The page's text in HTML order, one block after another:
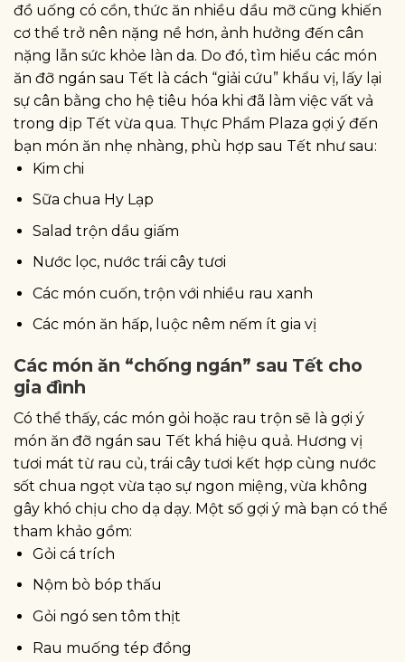
đồ uống có cồn, thức ăn nhiều dầu mỡ cũng khiến
cơ thể trở nên nặng nề hơn, ảnh hưởng đến cân
nặng lẫn sức khỏe làn da. Do đó, tìm hiểu các món
ăn đỡ ngán sau Tết là cách “giải cứu” khẩu vị, lấy lại
sự cân bằng cho hệ tiêu hóa khi đã làm việc vất vả
trong dịp Tết vừa qua. Thực Phẩm Plaza gợi ý đến
bạn món ăn nhẹ nhàng, phù hợp sau Tết như sau:
Kim chi
Sữa chua Hy Lạp
Salad trộn dầu giấm
Nước lọc, nước trái cây tươi
Các món cuốn, trộn với nhiều rau xanh
Các món ăn hấp, luộc nêm nếm ít gia vị
Các món ăn “chống ngán” sau Tết cho
gia đình
Có thể thấy, các món gỏi hoặc rau trộn sẽ là gợi ý
món ăn đỡ ngán sau Tết khá hiệu quả. Hương vị
tươi mát từ rau củ, trái cây tươi kết hợp cùng nước
sốt chua ngọt vừa tạo sự ngon miệng, vừa không
gây khó chịu cho dạ dạy. Một số gợi ý mà bạn có thể
tham khảo gồm:
Gỏi cá trích
Nộm bò bóp thấu
Gỏi ngó sen tôm thịt
Rau muống tép đồng